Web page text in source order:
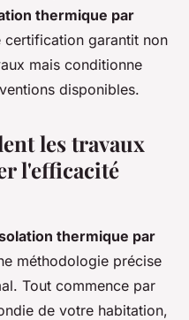
thermique par
certification garantit non
mais conditionne
disponibles.
les travaux
l'efficacité
thermique par
méthodologie précise
Tout commence par
de votre habitation,